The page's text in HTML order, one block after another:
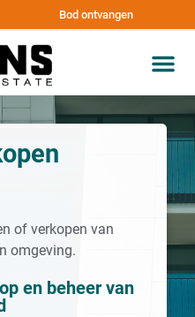
Bod ontvangen
of verkopen van
omgeving.
en beheer van